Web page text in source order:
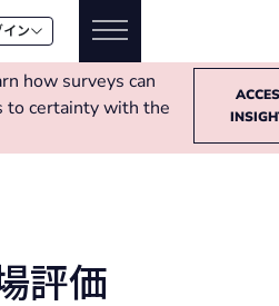
イン
how surveys can
to certainty with the
評価